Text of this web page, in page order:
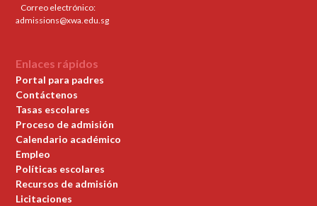
Correo electrónico:
admissions@xwa.edu.sg
Enlaces rápidos
Portal para padres
Contáctenos
Tasas escolares
Proceso de admisión
Calendario académico
Empleo
Políticas escolares
Recursos de admisión
Licitaciones